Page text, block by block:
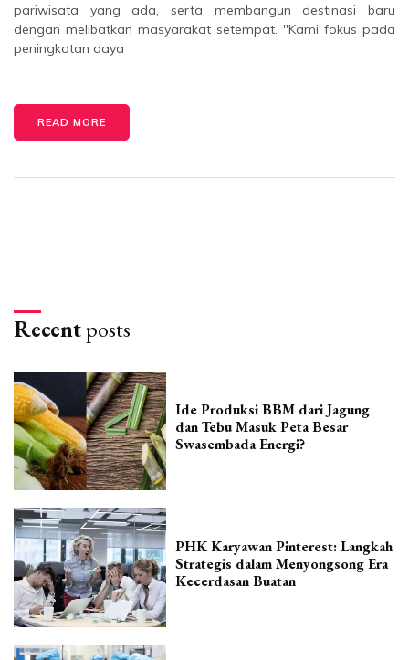
pariwisata yang ada, serta membangun destinasi baru
dengan melibatkan masyarakat setempat. "Kami fokus pada
peningkatan daya
READ MORE
Recentposts
Ide Produksi BBM dari Jagung
dan Tebu Masuk Peta Besar
Swasembada Energi?
PHK Karyawan Pinterest: Langkah
Strategis dalam Menyongsong Era
Kecerdasan Buatan